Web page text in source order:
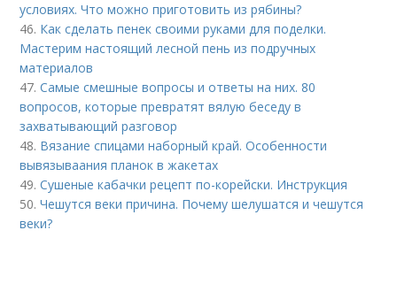
условиях. Что можно приготовить из рябины?
46. Как сделать пенек своими руками для поделки.
Мастерим настоящий лесной пень из подручных
материалов
47.Самые смешные вопросы и ответы на них. 80
вопросов, которые превратят вялую беседу в
захватывающий разговор
48. Вязание спицами наборный край. Особенности
вывязываания планок в жакетах
49.Сушеные кабачки рецепт по-корейски. Инструкция
50.Чешутся веки причина. Почему шелушатся и чешутся
веки?